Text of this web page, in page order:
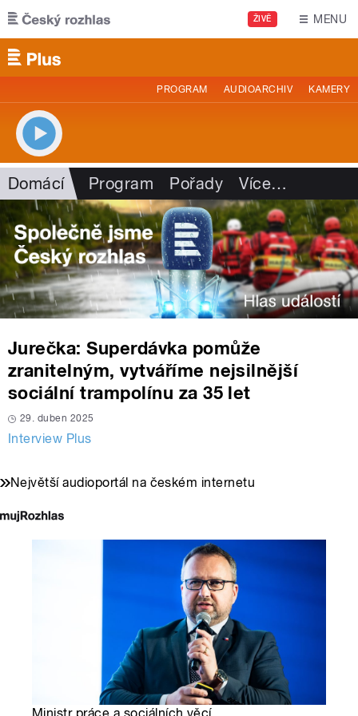
Přejít k hlavnímu obsahu
ŽIVĚ MENU
PROGRAM AUDIOARCHIV KAMERY
Domácí Program Pořady Více…
Jurečka: Superdávka pomůže
zranitelným, vytváříme nejsilnější
sociální trampolínu za 35 let
29. duben 2025
Interview Plus
Největší audioportál na českém internetu
Ministr práce a sociálních věcí